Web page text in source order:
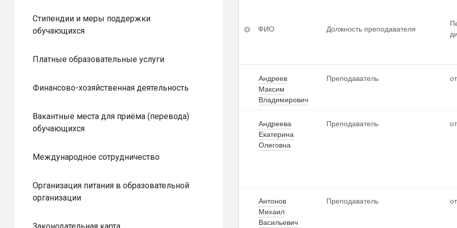
Стипендии и меры поддержки
обучающихся
Платные образовательные услуги
Финансово-хозяйственная деятельность
Вакантные места для приёма (перевода)
обучающихся
Международное сотрудничество
Организация питания в образовательной
организации
Должность
преподаваемых<br
>дисциплин
о<br>образования,
квалификация
наличии)
ФИО Должность преподавателя
Андреев
Максим
Владимирович
Преподаватель
Андреева
Екатерина
Олеговна
Преподаватель
Антонов
Михаил
Васильевич
Преподаватель